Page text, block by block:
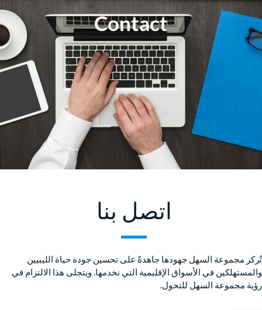
Contact
اتصل بنا
تُركز مجموعة السهل جهودها جاهدةً على تحسين جودة حياة الليبيين
والمستهلكين في الأسواق الإقليمية التي نخدمها. ويتجلى هذا الالتزام في
رؤية مجموعة السهل للتحول.